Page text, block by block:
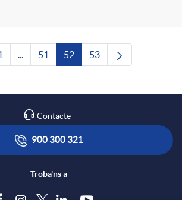
Pàgina
...Pàgines intermèdies Utilitzeu TAB per
Pàgina
51 Pàgina
52 Pàgina
53
Contacte
900 300 321
Troba'ns a